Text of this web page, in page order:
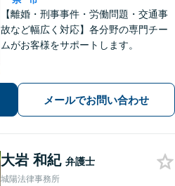
【離婚・刑事事件・労働問題・交通事
故など幅広く対応】各分野の専門チー
ムがお客様をサポートします。
メールでお問い合わせ
大岩 和紀 弁護士
城陽法律事務所